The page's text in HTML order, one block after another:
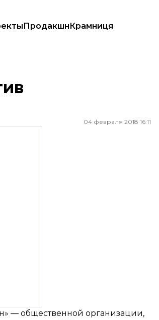
ПродакшнКрамниця
04 февраля 2018 16:11
— общественной организации,